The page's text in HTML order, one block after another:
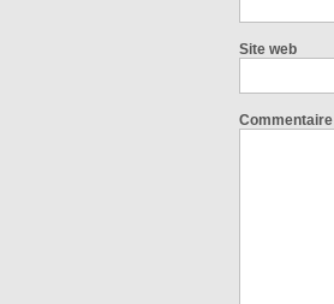
Site web
Commentaire